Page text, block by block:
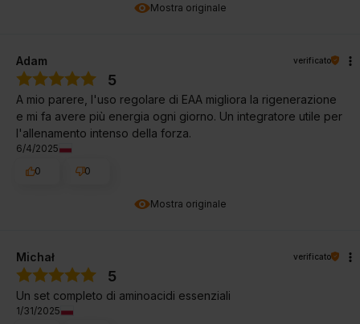
Mostra originale
Mostra originale
Adam verificato
5
A mio parere, l'uso regolare di EAA migliora la rigenerazione
e mi fa avere più energia ogni giorno. Un integratore utile per
l'allenamento intenso della forza.
6/4/2025
0
0
Michał verificato
5
Un set completo di aminoacidi essenziali
1/31/2025